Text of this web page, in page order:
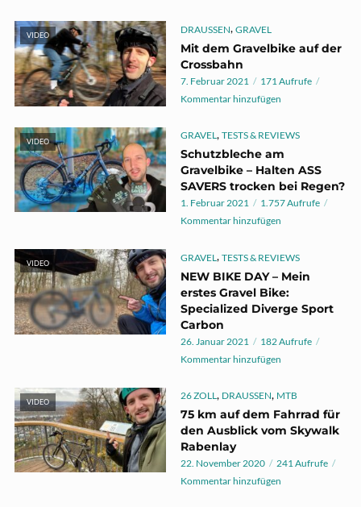
VIDEO
DRAUSSEN, GRAVEL
Mit dem Gravelbike auf der
Crossbahn
7. Februar 2021
171 Aufrufe
Kommentar hinzufügen
VIDEO
GRAVEL, TESTS & REVIEWS
Schutzbleche am
Gravelbike – Halten ASS
SAVERS trocken bei Regen?
1. Februar 2021
1.757 Aufrufe
Kommentar hinzufügen
VIDEO
GRAVEL , TESTS & REVIEWS
NEW BIKE DAY – Mein
erstes Gravel Bike:
Specialized Diverge Sport
Carbon
26. Januar 2021
182 Aufrufe
Kommentar hinzufügen
VIDEO
26 ZOLL, DRAUSSEN, MTB
75 km auf dem Fahrrad für
den Ausblick vom Skywalk
Rabenlay
22. November 2020
241 Aufrufe
Kommentar hinzufügen